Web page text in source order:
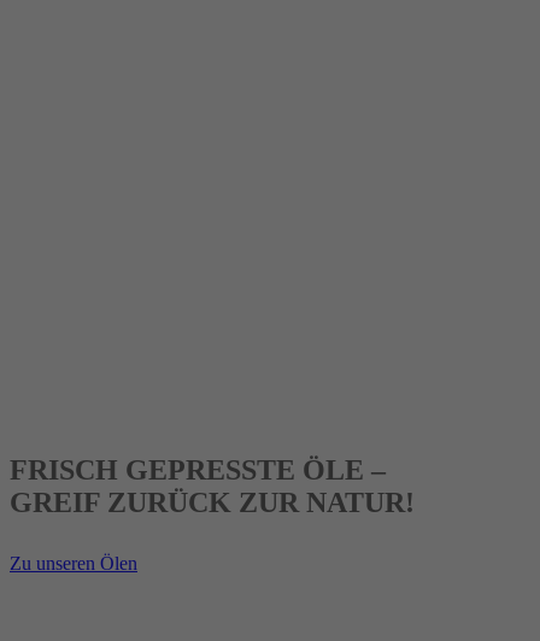
FRISCH GEPRESSTE ÖLE –
GREIF ZURÜCK ZUR NATUR!
Zu unseren Ölen